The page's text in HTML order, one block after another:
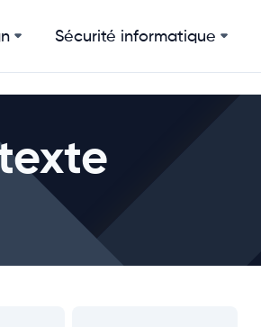
Sécurité informatique